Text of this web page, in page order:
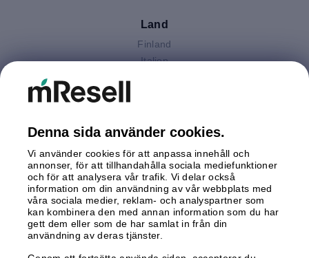
Land
Finland
Italien
Storbritannien
Tyskland
Österrike
Betalningar
Denna sida använder cookies.
Vi använder cookies för att anpassa innehåll och
annonser, för att tillhandahålla sociala mediefunktioner
och för att analysera vår trafik. Vi delar också
information om din användning av vår webbplats med
våra sociala medier, reklam- och analyspartner som
kan kombinera den med annan information som du har
gett dem eller som de har samlat in från din
användning av deras tjänster.